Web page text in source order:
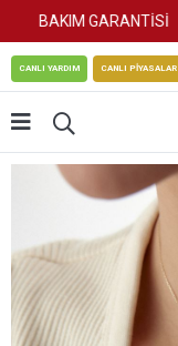
BAKIM GARANTİSİ
CANLI YARDIM CANLI PİYASALAR